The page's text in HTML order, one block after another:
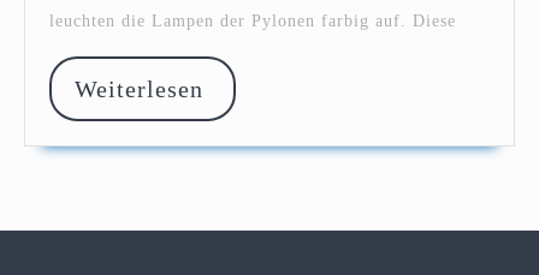
Pestalozzi
leuchten die Lampen der Pylonen farbig auf. Diese
Weiterlesen Weiterlesen